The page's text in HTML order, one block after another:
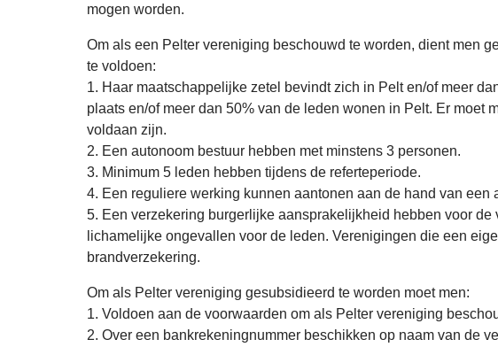
mogen worden.
Om als een Pelter vereniging beschouwd te worden, dient men
te voldoen:
1. Haar maatschappelijke zetel bevindt zich in Pelt en/of meer
plaats en/of meer dan 50% van de leden wonen in Pelt. Er moet
voldaan zijn.
2. Een autonoom bestuur hebben met minstens 3 personen.
3. Minimum 5 leden hebben tijdens de referteperiode.
4. Een reguliere werking kunnen aantonen aan de hand van een
5. Een verzekering burgerlijke aansprakelijkheid hebben voor de
lichamelijke ongevallen voor de leden. Verenigingen die een
brandverzekering.
Om als Pelter vereniging gesubsidieerd te worden moet men:
1. Voldoen aan de voorwaarden om als Pelter vereniging
2. Over een bankrekeningnummer beschikken op naam van de